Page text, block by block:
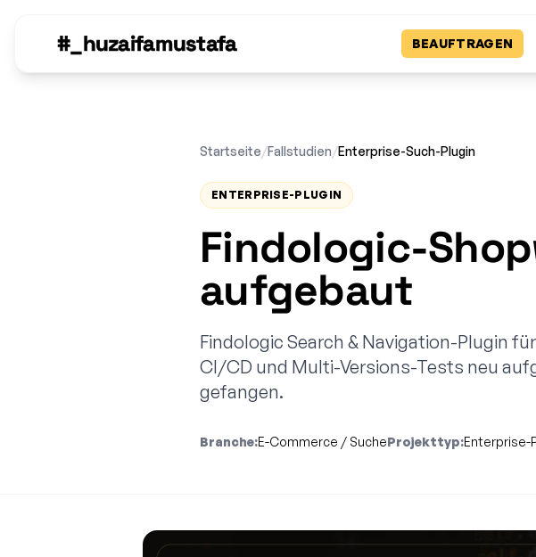
#_huzaifamustafa BEAUFTRAGEN
Startseite/Fallstudien/Enterprise-Such-Plugin
ENTERPRISE-PLUGIN
Findologic-
aufgebaut
Findologic Search & Navigation-Plugin
CI/CD und Multi-Versions-Tests neu
gefangen.
Branche:E-Commerce / SucheProjekttyp:Enterprise-